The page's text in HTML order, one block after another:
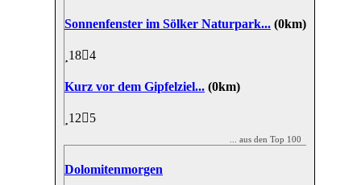
Sonnenfenster im Sölker Naturpark... (0km)
18 4
Kurz vor dem Gipfelziel... (0km)
12 5
... aus den Top 100
Dolomitenmorgen